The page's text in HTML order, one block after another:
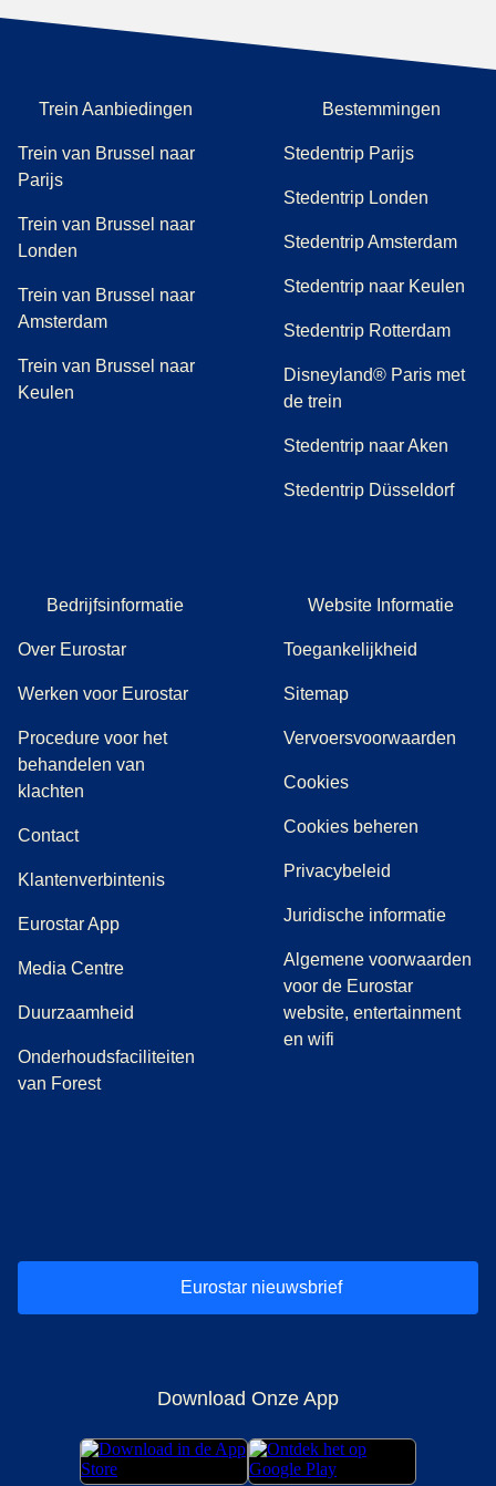
Trein Aanbiedingen
Trein van Brussel naar
Parijs
Trein van Brussel naar
Londen
Trein van Brussel naar
Amsterdam
Trein van Brussel naar
Keulen
Bestemmingen
Stedentrip Parijs
Stedentrip Londen
Stedentrip Amsterdam
Stedentrip naar Keulen
Stedentrip Rotterdam
Disneyland® Paris met
de trein
Stedentrip naar Aken
Stedentrip Düsseldorf
Bedrijfsinformatie
Over Eurostar
Werken voor Eurostar
Procedure voor het
behandelen van
klachten
Contact
Klantenverbintenis
Eurostar App
Media Centre( opent in een nieuwe tab)
Duurzaamheid
Onderhoudsfaciliteiten
van Forest
Website Informatie
Toegankelijkheid
Sitemap
Vervoersvoorwaarden
Cookies
Cookies beheren
Privacybeleid
Juridische informatie
Algemene voorwaarden
voor de Eurostar
website, entertainment
en wifi
Eurostar nieuwsbrief
Download Onze App